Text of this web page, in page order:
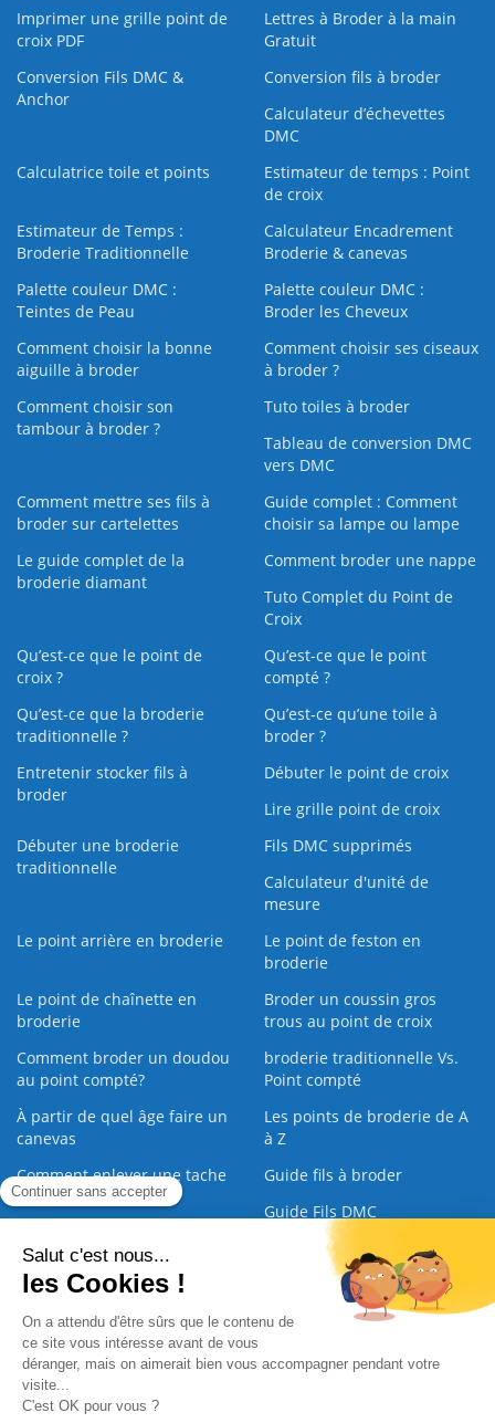
Imprimer une grille point de
croix PDF
Lettres à Broder à la main
Gratuit
Conversion Fils DMC &
Anchor
Conversion fils à broder
Calculateur d’échevettes
DMC
Calculatrice toile et points
Estimateur de temps : Point
de croix
Estimateur de Temps :
Broderie Traditionnelle
Calculateur Encadrement
Broderie & canevas
Palette couleur DMC :
Teintes de Peau
Palette couleur DMC :
Broder les Cheveux
Comment choisir la bonne
aiguille à broder
Comment choisir ses ciseaux
à broder ?
Comment choisir son
tambour à broder ?
Tuto toiles à broder
Tableau de conversion DMC
vers DMC
Comment mettre ses fils à
broder sur cartelettes
Guide complet : Comment
choisir sa lampe ou lampe
Le guide complet de la
broderie diamant
Comment broder une nappe
Tuto Complet du Point de
Croix
Qu’est-ce que le point de
croix ?
Qu’est-ce que le point
compté ?
Qu’est-ce que la broderie
traditionnelle ?
Qu’est‑ce qu’une toile à
broder ?
Entretenir stocker fils à
broder
Débuter le point de croix
Lire grille point de croix
Débuter une broderie
traditionnelle
Fils DMC supprimés
Calculateur d'unité de
mesure
Le point arrière en broderie
Le point de feston en
broderie
Le point de chaînette en
broderie
Broder un coussin gros
trous au point de croix
Comment broder un doudou
au point compté?
broderie traditionnelle Vs.
Point compté
À partir de quel âge faire un
canevas
Les points de broderie de A
à Z
Comment enlever une tache
sur une broderie
Guide fils à broder
Guide Fils DMC
Guide de la Broderie
Commande Papier | Qui sommes nous | Nous contacter |